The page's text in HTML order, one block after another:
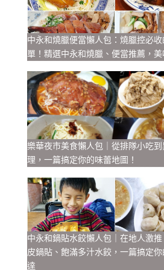
中永和燒臘便當懶人包：燒臘控必收
單！精選中永和燒臘、便當推薦，美
樂華夜市美食懶人包｜從排隊小吃
理，一篇搞定你的味蕾地圖！
中永和鍋貼水餃懶人包｜在地人激
皮鍋貼、飽滿多汁水餃，一篇搞定你
達